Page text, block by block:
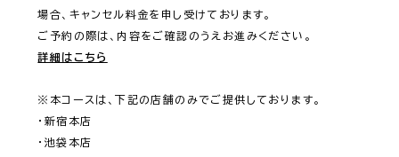
場合、キャンセル料金を申し受けております。
詳細はこちら
※本コースは、下記の店舗のみでご提供しております。
・新宿本店
・池袋本店